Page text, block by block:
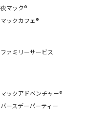
夜マック®
マックカフェ®
ファミリーサービス
マックアドベンチャー®
バースデーパーティー